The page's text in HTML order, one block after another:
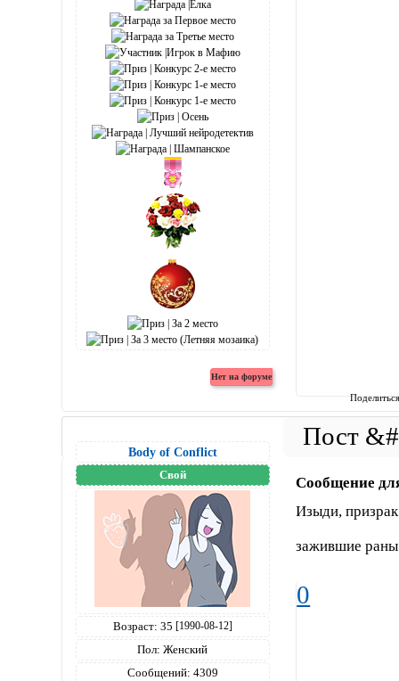
Body of Conflict
Свой
Возраст: 35 [1990-08-12]
Пол: Женский
Сообщений: 4309
Сообщение
Изыди,
зажившие
0